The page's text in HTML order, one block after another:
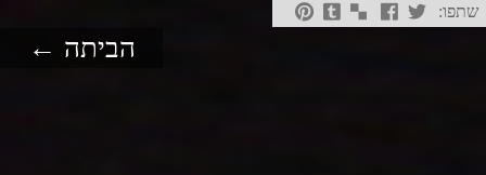
שתפו:
הביתה ←